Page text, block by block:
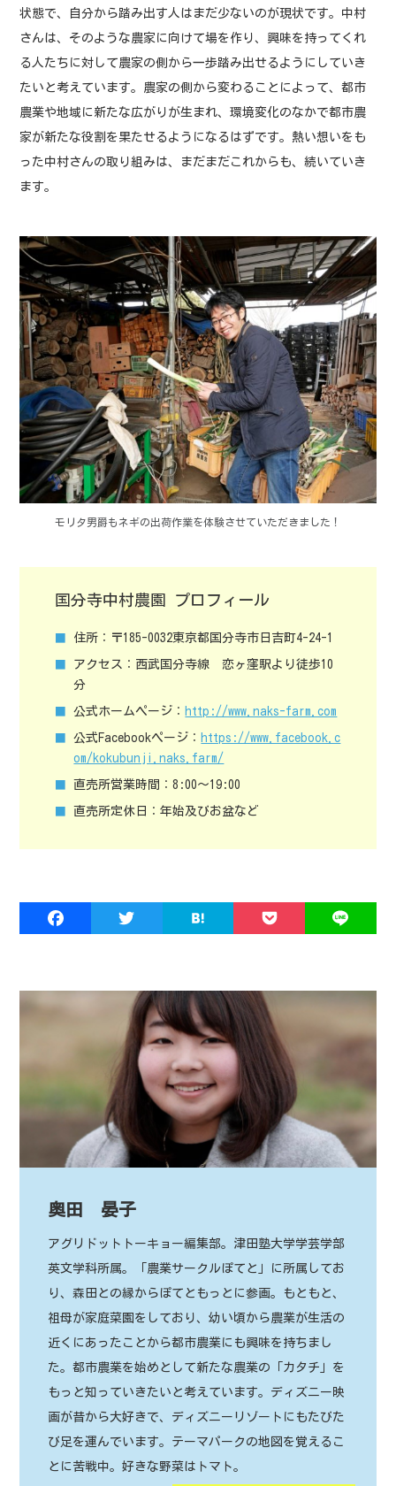
状態で、自分から踏み出す人はまだ少ないのが現状です。中村
さんは、そのような農家に向けて場を作り、興味を持ってくれ
る人たちに対して農家の側から一歩踏み出せるようにしていき
たいと考えています。農家の側から変わることによって、都市
農業や地域に新たな広がりが生まれ、環境変化のなかで都市農
家が新たな役割を果たせるようになるはずです。熱い想いをも
った中村さんの取り組みは、まだまだこれからも、続いていき
ます。
モリタ男爵もネギの出荷作業を体験させていただきました！
国分寺中村農園 プロフィール
住所： 〒185-0032東京都国分寺市日吉町4-24-1
アクセス： 西武国分寺線 恋ヶ窪駅より徒歩10
分
公式ホームページ： http://www.naks-farm.com
公式Facebookページ： https://www.facebook.c
om/kokubunji.naks.farm/
直売所営業時間：8:00～19:00
直売所定休日：年始及びお盆など
奥田 晏子
アグリドットトーキョー編集部。津田塾大学学芸学部
英文学科所属。「農業サークルぽてと」に所属してお
り、森田との縁からぽてともっとに参画。もともと、
祖母が家庭菜園をしており、幼い頃から農業が生活の
近くにあったことから都市農業にも興味を持ちまし
た。都市農業を始めとして新たな農業の「カタチ」を
もっと知っていきたいと考えています。ディズニー映
画が昔から大好きで、ディズニーリゾートにもたびた
び足を運んでいます。テーマパークの地図を覚えるこ
とに苦戦中。好きな野菜はトマト。